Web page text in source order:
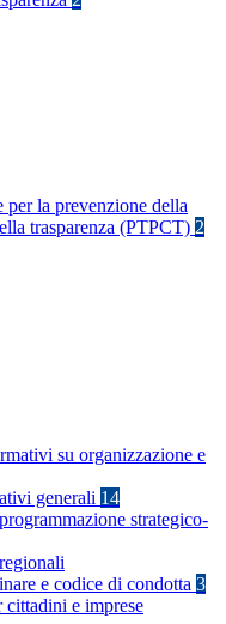
per la prevenzione della
trasparenza (PTPCT) 2
su organizzazione e
generali 14
strategico-
e codice di condotta 3
e imprese